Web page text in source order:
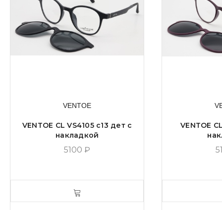
VENTOE
VENTOE CL VS4105 c13 дет с
накладкой
5100₽
VENTOE